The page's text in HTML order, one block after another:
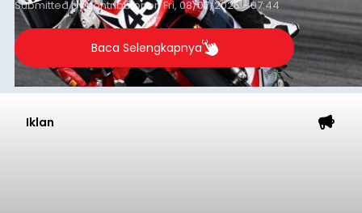
Submitted bycontributoronFri, 08/07/2026 - 07:44
Baca Selengkapnya
Iklan